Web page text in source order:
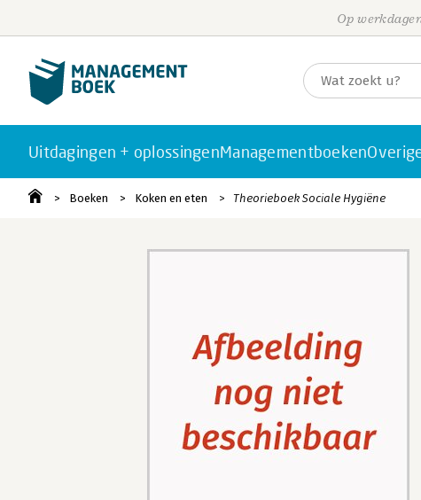
Op
Uitdagingen + oplossingenManagementboeken
Boeken Koken en eten Theorieboek Sociale Hygiëne